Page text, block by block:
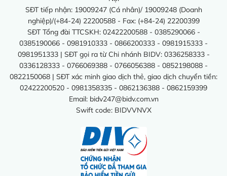
SĐT tiếp nhận: 19009247 (Cá nhân)/ 19009248 (Doanh
nghiệp)/(+84-24) 22200588 - Fax: (+84-24) 22200399
SĐT Tổng đài TTCSKH: 02422200588 - 0385290066 -
0385190066 - 0981910333 - 0866200333 - 0981915333 -
0981951333 | SĐT gọi ra từ Chi nhánh BIDV: 0336258333 -
0336128333 - 0766069388 - 0766056388 - 0852198088 -
0822150068 | SĐT xác minh giao dịch thẻ, giao dịch chuyển tiền:
02422200520 - 0981358335 - 0862136388 - 0862159399
Email: bidv247@bidv.com.vn
Swift code: BIDVVNVX